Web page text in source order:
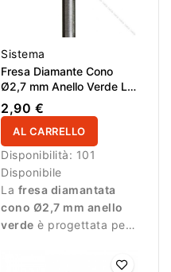
Sistema
Fresa Diamante Cono
Ø2,7 mm Anello Verde LL
10,0 mm
2,90 €
AL CARRELLO
Disponibilità: 101
Disponibile
La fresa diamantata
cono Ø2,7 mm anello
verde è progettata per